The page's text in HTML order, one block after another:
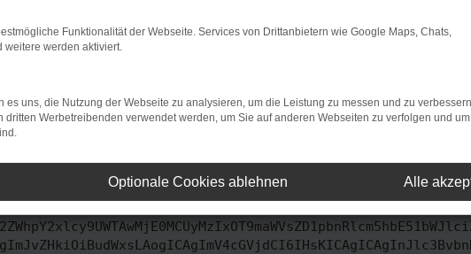
bestimmter Seiten verhindern. Funktioniert die Seite in einem
beheben.
auf dem neuesten Stand sind.
kann auch dazu führen, dass bestimmte Funktionen nicht mehr
uns bitte. Wir werden versuchen, das Problem zu beheben. Du
Funktionalität der Webseite. Services von Drittanbietern wie Google Maps, Chats,
weitere werden aktiviert.
es uns, die Nutzung der Webseite zu analysieren, um die Leistung zu messen und zu
dritten Werbetreibenden verwendet werden, um Sie auf anderen Webseiten zu verfolgen und
Optionale Cookies ablehnen Alle